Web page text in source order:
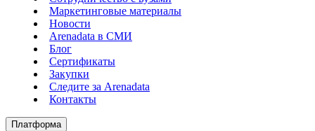
Маркетинговые материалы
Новости
Arenadata в СМИ
Блог
Сертификаты
Закупки
Следите за Аrenadata
Контакты
Платформа